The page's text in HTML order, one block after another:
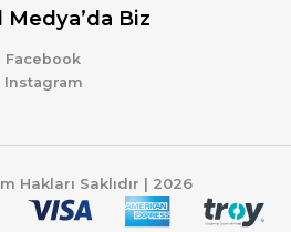
Medya’da Biz
Facebook
Instagram
Hakları Saklıdır | 2026